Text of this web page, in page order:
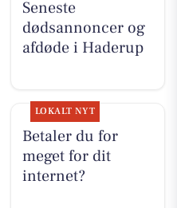
Seneste
dødsannoncer og
afdøde i Haderup
LOKALT NYT
Betaler du for
meget for dit
internet?